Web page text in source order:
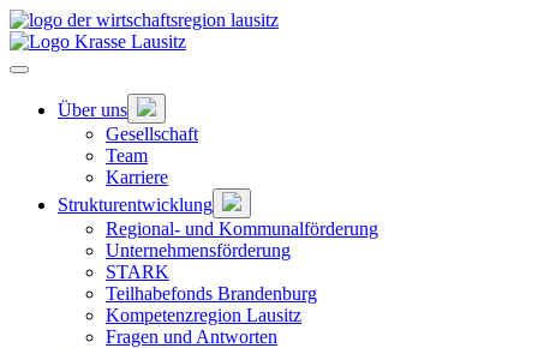
Zum
Hauptinhalt
springen
Hauptnavigation
Über uns
Untermenü
öffnen
Gesellschaft
Team
Karriere
Strukturentwicklung
Untermenü
öffnen
Regional- und Kommunalförderung
Unternehmensförderung
STARK
Teilhabefonds Brandenburg
Kompetenzregion Lausitz
Fragen und Antworten